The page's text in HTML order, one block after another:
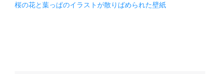
桜の花と葉っぱのイラストが散りばめられた壁紙